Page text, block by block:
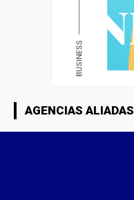
AGENCIAS ALIADAS